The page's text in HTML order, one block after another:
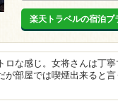
楽天トラベルの宿泊プ
ロな感じ。女将さんは丁
が部屋では喫煙出来ると